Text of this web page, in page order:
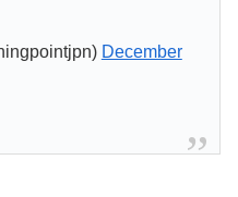
December